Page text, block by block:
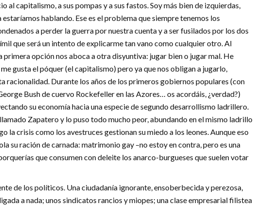
al capitalismo, a sus pompas y a sus fastos. Soy más bien de izquierdas,
hablando. Ese es el problema que siempre tenemos los
a perder la guerra por nuestra cuenta y a ser fusilados por los dos
que será un intento de explicarme tan vano como cualquier otro. Al
primera opción nos aboca a otra disyuntiva: jugar bien o jugar mal. He
gusta el póquer (el capitalismo) pero ya que nos obligan a jugarlo,
racionalidad. Durante los años de los primeros gobiernos populares (con
Bush de cuervo Rockefeller en las Azores… os acordáis, ¿verdad?)
su economía hacia una especie de segundo desarrollismo ladrillero.
Zapatero y lo puso todo mucho peor, abundando en el mismo ladrillo
la crisis como los avestruces gestionan su miedo a los leones. Aunque eso
su ración de carnada: matrimonio gay –no estoy en contra, pero es una
que consumen con deleite los anarco-burgueses que suelen votar
de los políticos. Una ciudadanía ignorante, ensoberbecida y perezosa,
a nada; unos sindicatos rancios y miopes; una clase empresarial filistea